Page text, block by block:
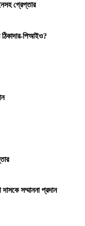
গ্রেপ্তার
ঠিকাদার-পিআইও?
সম্মাননা প্রদান